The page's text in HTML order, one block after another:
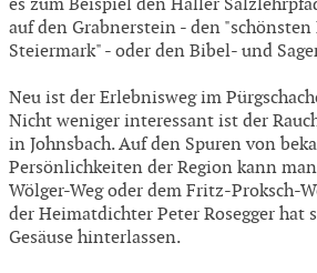
es zum Beispiel den Haller
auf den Grabnerstein - den
Steiermark" - oder den Bibel- und
Neu ist der Erlebnisweg im
Nicht weniger interessant ist der
in Johnsbach. Auf den Spuren von
Persönlichkeiten der Region kann
Wölger-Weg oder dem Fritz-Proksch-
der Heimatdichter Peter Rosegger hat
Gesäuse hinterlassen.